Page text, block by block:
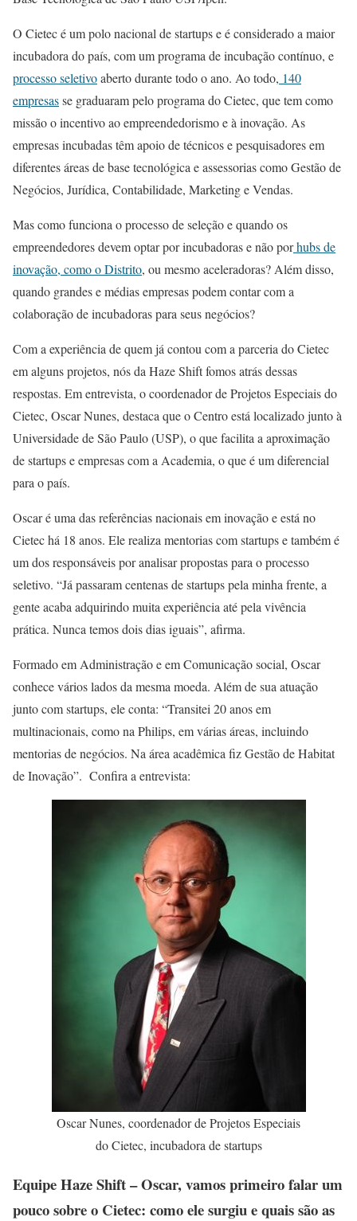
O Cietec é um polo nacional de startups e é considerado a maior
incubadora do país, com um programa de incubação contínuo, e
processo seletivoaberto durante todo o ano. Ao todo, 140
empresasse graduaram pelo programa do Cietec, que tem como
missão o incentivo ao empreendedorismo e à inovação. As
empresas incubadas têm apoio de técnicos e pesquisadores em
diferentes áreas de base tecnológica e assessorias como Gestão de
Negócios, Jurídica, Contabilidade, Marketing e Vendas.
Mas como funciona o processo de seleção e quando os
empreendedores devem optar por incubadoras e não porhubs de
inovação, como o Distrito, ou mesmo aceleradoras? Além disso,
quando grandes e médias empresas podem contar com a
colaboração de incubadoras para seus negócios?
Com a experiência de quem já contou com a parceria do Cietec
em alguns projetos, nós da Haze Shift fomos atrás dessas
respostas. Em entrevista, o coordenador de Projetos Especiais do
Cietec, Oscar Nunes, destaca que o Centro está localizado junto à
Universidade de São Paulo (USP), o que facilita a aproximação
de startups e empresas com a Academia, o que é um diferencial
para o país.
Oscar é uma das referências nacionais em inovação e está no
Cietec há 18 anos. Ele realiza mentorias com startups e também é
um dos responsáveis por analisar propostas para o processo
seletivo. “Já passaram centenas de startups pela minha frente, a
gente acaba adquirindo muita experiência até pela vivência
prática. Nunca temos dois dias iguais”, afirma.
Formado em Administração e em Comunicação social, Oscar
conhece vários lados da mesma moeda. Além de sua atuação
junto com startups, ele conta: “Transitei 20 anos em
multinacionais, como na Philips, em várias áreas, incluindo
mentorias de negócios. Na área acadêmica fiz Gestão de Habitat
de Inovação”. Confira a entrevista:
Oscar Nunes, coordenador de Projetos Especiais
do Cietec, incubadora de startups
Equipe Haze Shift – Oscar, vamos primeiro falar um
pouco sobre o Cietec: como ele surgiu e quais são as